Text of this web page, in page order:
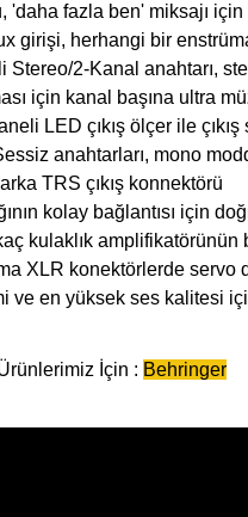
fazla ben' miksajı için
girişi, herhangi bir
2-Kanal anahtarı,
için kanal başına ultra
LED çıkış ölçer ile
anahtarları, mono
TRS çıkış konnektörü
kolay bağlantısı için
kulaklık amplifikatörünün
XLR konektörlerde servo
ve en yüksek ses kalitesi
İçin : Behringer